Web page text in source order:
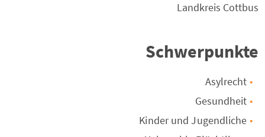
Landkreis Cottbus
Schwerpunkte
Asylrecht
Gesundheit
Kinder und Jugendliche